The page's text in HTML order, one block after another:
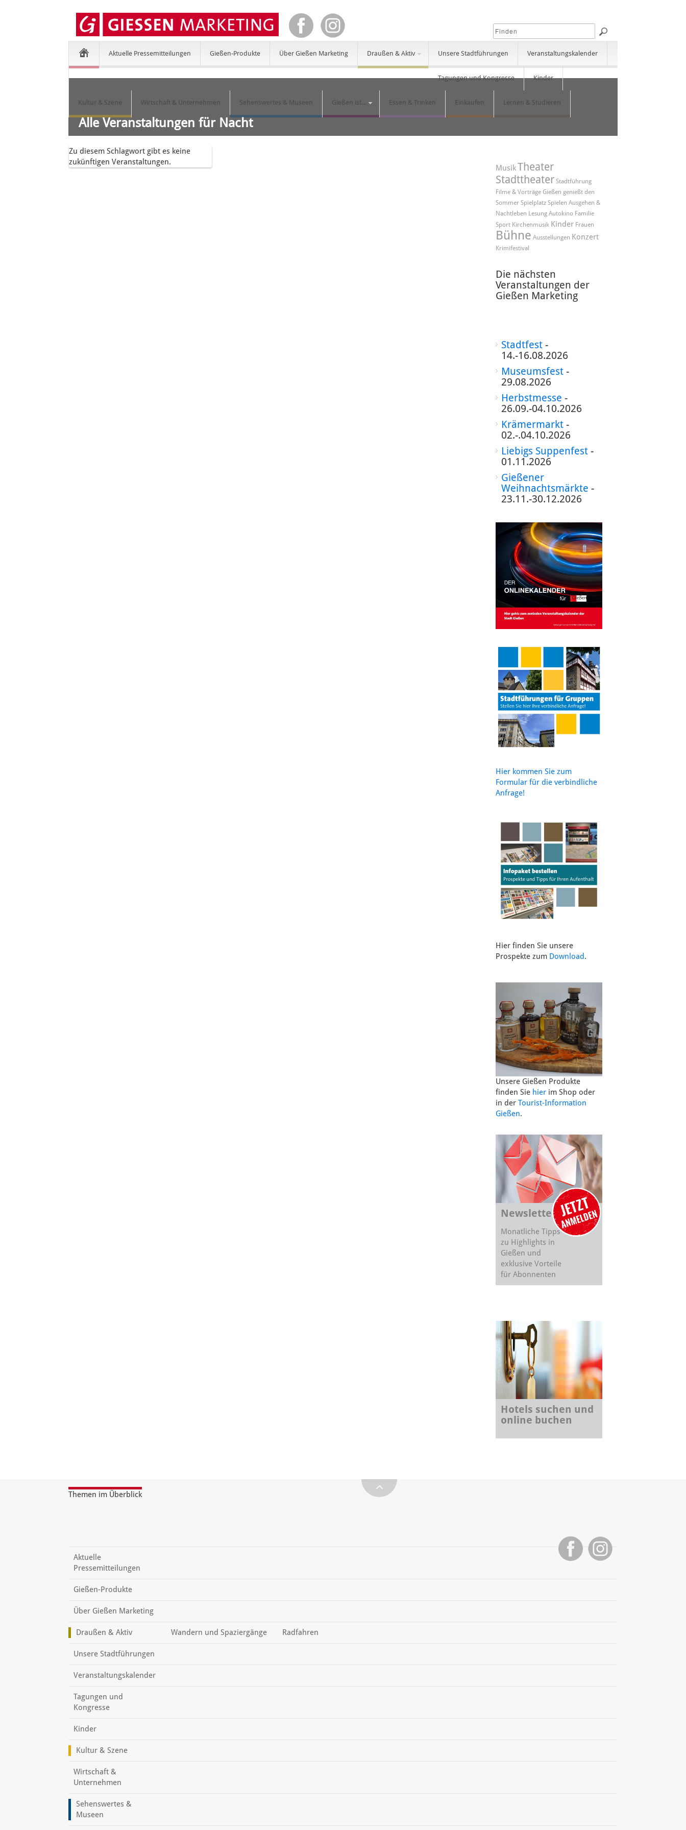
Aktuelle Pressemitteilungen Gießen-Produkte Über Gießen Marketing Draußen & Aktiv Unsere Stadtführungen Veranstaltungskalender
Tagungen und Kongresse Kinder
Kultur & Szene Wirtschaft & Unternehmen Sehenswertes & Museen Gießen ist... Essen & Trinken Einkaufen Lernen & Studieren
Alle Veranstaltungen für Nacht
Zu diesem Schlagwort gibt es keine
zukünftigen Veranstaltungen.
MusikTheater
Stadttheater Stadtführung
Filme & Vorträge Gießen genießt den
Sommer Spielplatz Spielen Ausgehen &
Nachtleben Lesung Autokino Familie
Sport Kirchenmusik Kinder Frauen
Bühne Ausstellungen Konzert
Krimifestival
Die nächsten
Veranstaltungen der
Gießen Marketing
Stadtfest-
14.-16.08.2026
Museumsfest-
29.08.2026
Herbstmesse -
26.09.-04.10.2026
Krämermarkt-
02.-.04.10.2026
Liebigs Suppenfest-
01.11.2026
Gießener
Weihnachtsmärkte -
23.11.-30.12.2026
Hier kommen Sie zum
Formular für die verbindliche
Anfrage!
Hier finden Sie unsere
Prospekte zum Download.
Unsere Gießen Produkte
finden Sie hierim Shop oder
in der Tourist-Information
Gießen.
Newsletter
Monatliche Tipps
zu Highlights in
Gießen und
exklusive Vorteile
für Abonnenten
Hotels suchen und
online buchen
Themen im Überblick
Aktuelle
Pressemitteilungen
Gießen-Produkte
Über Gießen Marketing
Draußen & Aktiv Wandern und Spaziergänge Radfahren
Unsere Stadtführungen
Veranstaltungskalender
Tagungen und
Kongresse
Kinder
Kultur & Szene
Wirtschaft &
Unternehmen
Sehenswertes &
Museen